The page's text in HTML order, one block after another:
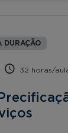
DURAÇÃO
32 horas/